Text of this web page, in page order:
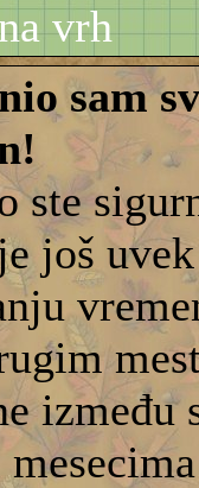
vrh
sam
ste
još
između